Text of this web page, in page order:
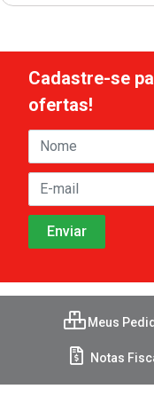
Cadastre-se
ofertas!
Meus
Notas